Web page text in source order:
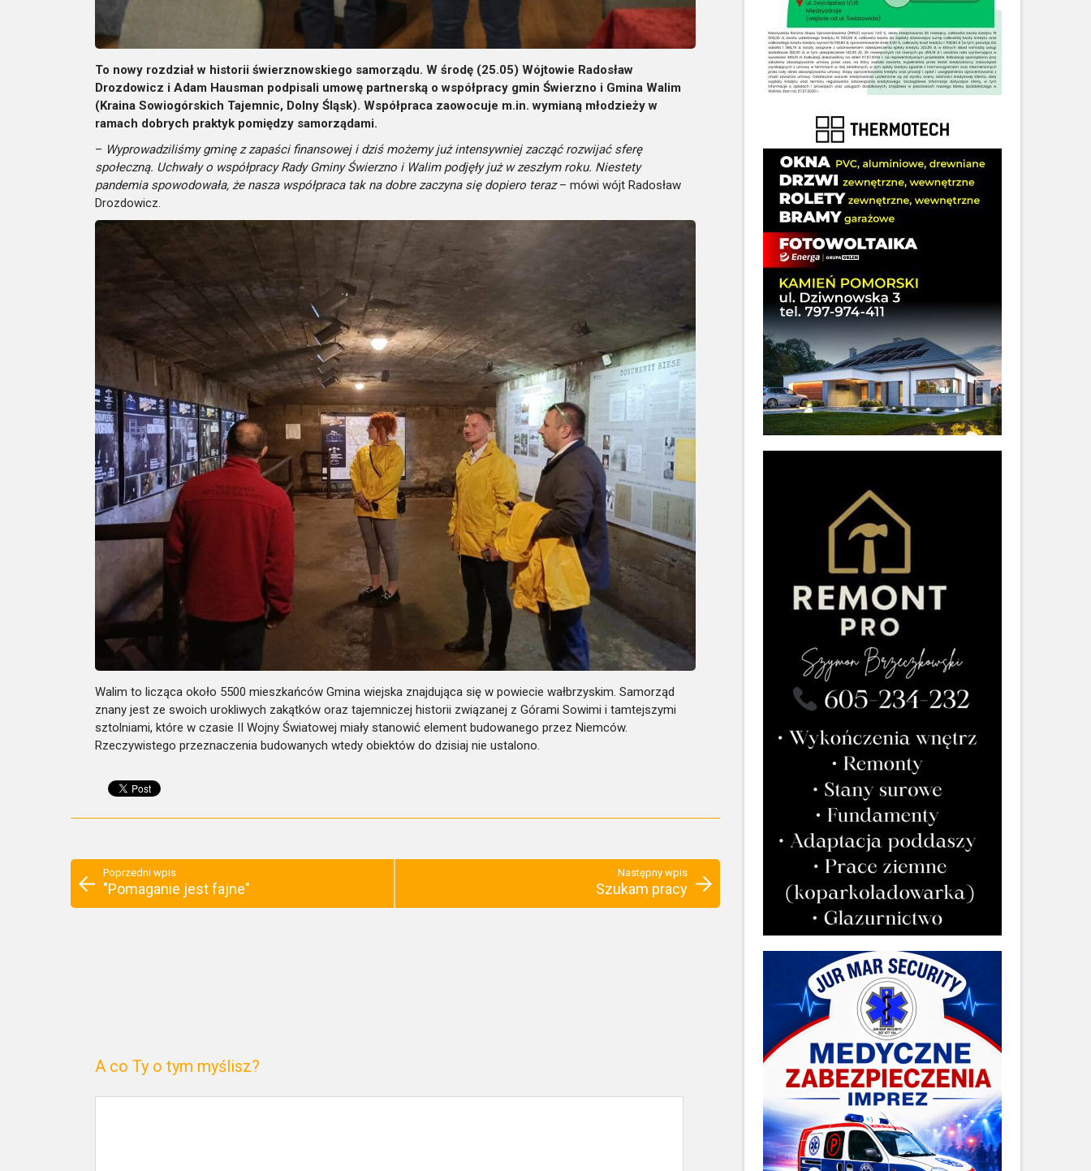
To nowy rozdział w historii świerznowskiego samorządu. W środę (25.05) Wójtowie Radosław
Drozdowicz i Adam Hausman podpisali umowę partnerską o współpracy gmin Świerzno i Gmina Walim
(Kraina Sowiogórskich Tajemnic, Dolny Śląsk). Współpraca zaowocuje m.in. wymianą młodzieży w
ramach dobrych praktyk pomiędzy samorządami.
– Wyprowadziliśmy gminę z zapaści finansowej i dziś możemy już intensywniej zacząć rozwijać sferę
społeczną. Uchwały o współpracy Rady Gminy Świerzno i Walim podjęły już w zeszłym roku. Niestety
pandemia spowodowała, że nasza współpraca tak na dobre zaczyna się dopiero teraz– mówi wójt Radosław
Drozdowicz.
Walim to licząca około 5500 mieszkańców Gmina wiejska znajdująca się w powiecie wałbrzyskim. Samorząd
znany jest ze swoich urokliwych zakątków oraz tajemniczej historii związanej z Górami Sowimi i tamtejszymi
sztolniami, które w czasie II Wojny Światowej miały stanowić element budowanego przez Niemców.
Rzeczywistego przeznaczenia budowanych wtedy obiektów do dzisiaj nie ustalono.
Poprzedni wpis
"Pomaganie jest fajne"
Następny wpis
Szukam pracy
A co Ty o tym myślisz?